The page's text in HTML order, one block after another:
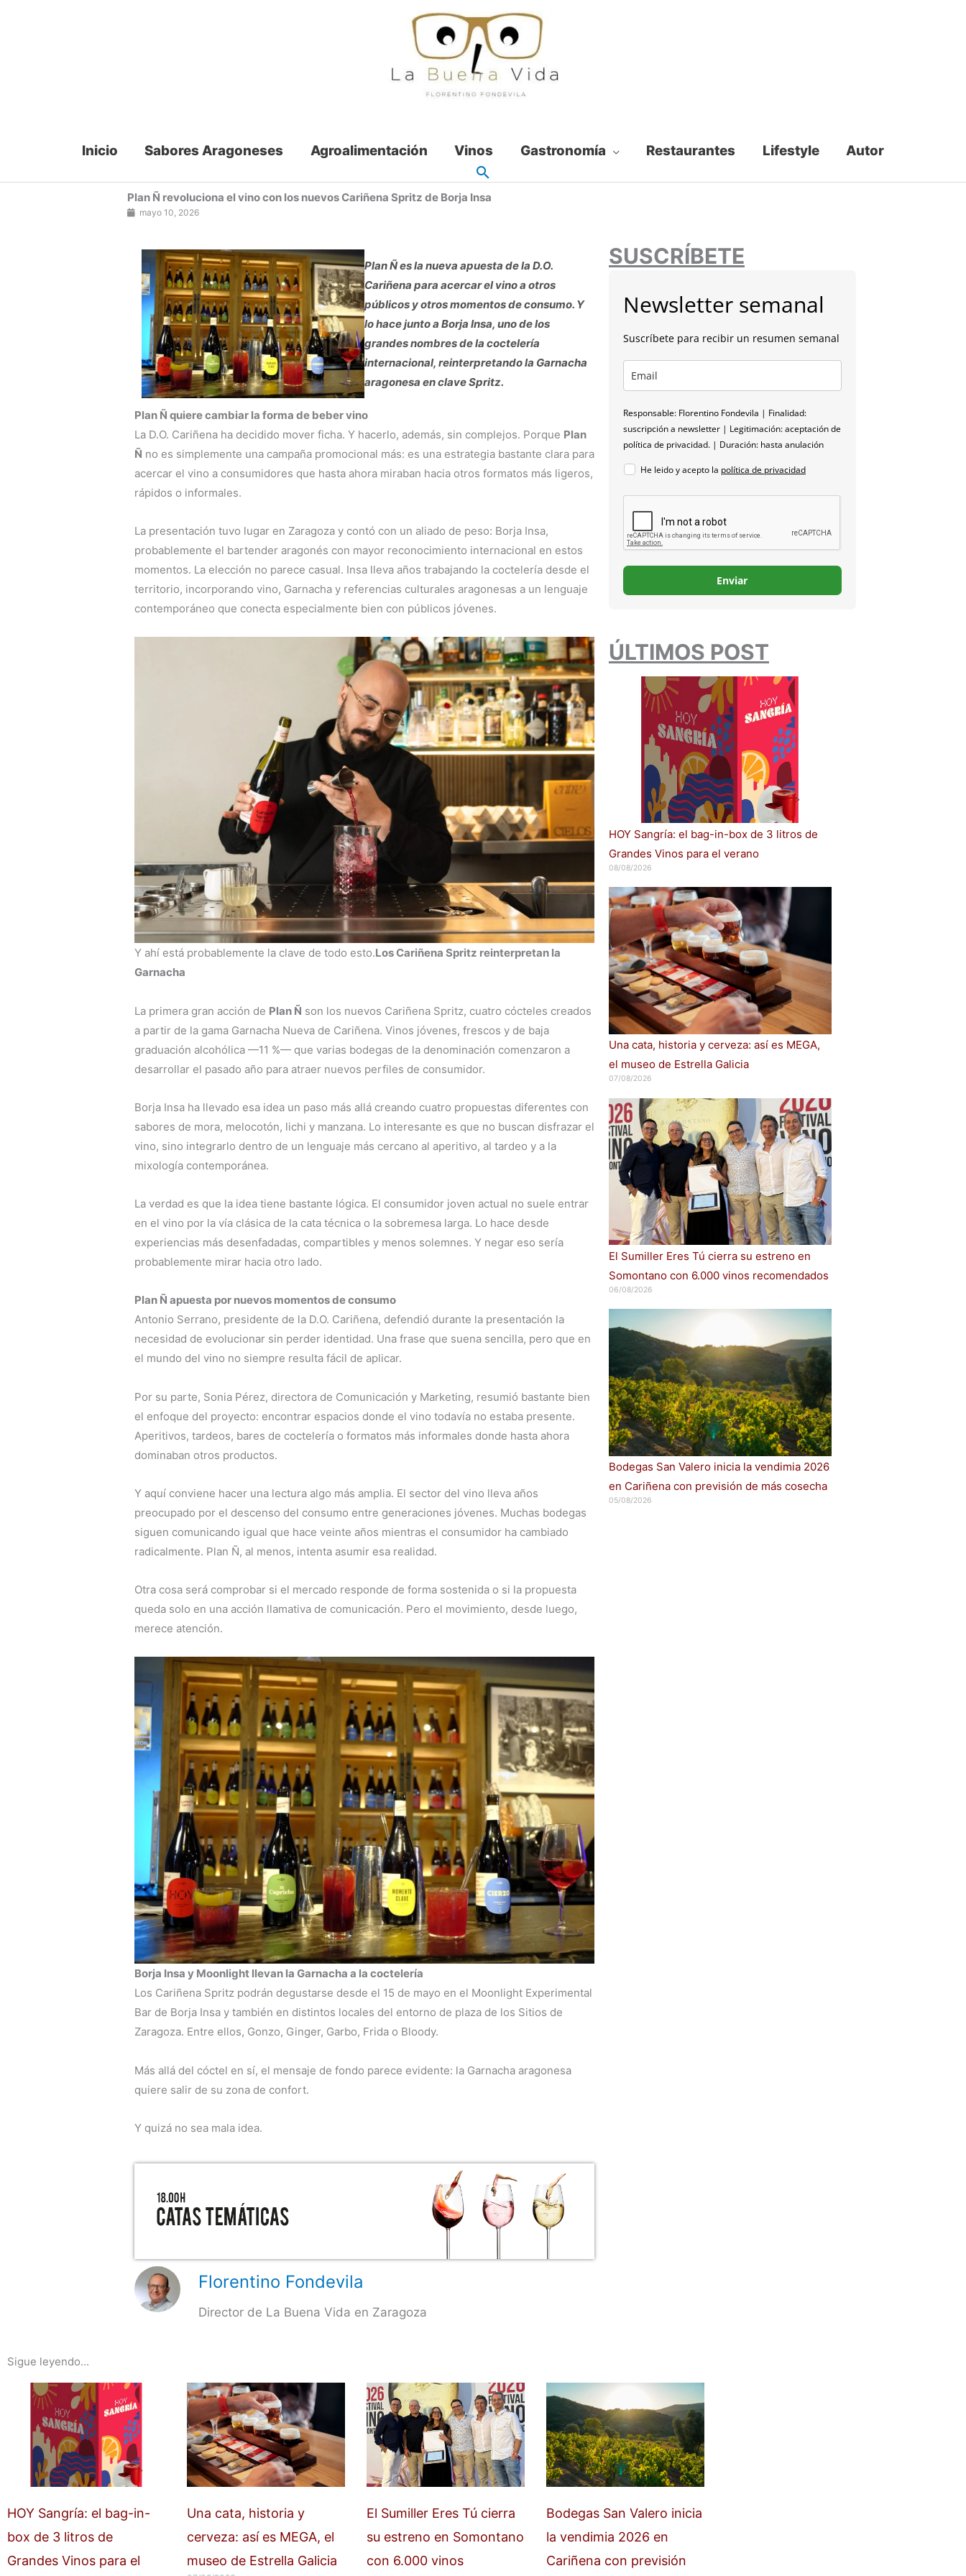
Inicio Sabores Aragoneses Agroalimentación Vinos Gastronomía Restaurantes Lifestyle Autor
Plan Ñ revoluciona el vino con los nuevos Cariñena Spritz de Borja Insa
mayo 10, 2026
Plan Ñ es la nueva apuesta de la D.O.
Cariñena para acercar el vino a otros
públicos y otros momentos de consumo. Y
lo hace junto a Borja Insa, uno de los
grandes nombres de la coctelería
internacional, reinterpretando la Garnacha
aragonesa en clave Spritz.
Plan Ñ quiere cambiar la forma de beber vino
La D.O. Cariñena ha decidido mover ficha. Y hacerlo, además, sin complejos. Porque Plan
Ñ no es simplemente una campaña promocional más: es una estrategia bastante clara para
acercar el vino a consumidores que hasta ahora miraban hacia otros formatos más ligeros,
rápidos o informales.
La presentación tuvo lugar en Zaragoza y contó con un aliado de peso: Borja Insa,
probablemente el bartender aragonés con mayor reconocimiento internacional en estos
momentos. La elección no parece casual. Insa lleva años trabajando la coctelería desde el
territorio, incorporando vino, Garnacha y referencias culturales aragonesas a un lenguaje
contemporáneo que conecta especialmente bien con públicos jóvenes.
Y ahí está probablemente la clave de todo esto.Los Cariñena Spritz reinterpretan la
Garnacha
La primera gran acción de Plan Ñ son los nuevos Cariñena Spritz, cuatro cócteles creados
a partir de la gama Garnacha Nueva de Cariñena. Vinos jóvenes, frescos y de baja
graduación alcohólica —11 %— que varias bodegas de la denominación comenzaron a
desarrollar el pasado año para atraer nuevos perfiles de consumidor.
Borja Insa ha llevado esa idea un paso más allá creando cuatro propuestas diferentes con
sabores de mora, melocotón, lichi y manzana. Lo interesante es que no buscan disfrazar el
vino, sino integrarlo dentro de un lenguaje más cercano al aperitivo, al tardeo y a la
mixología contemporánea.
La verdad es que la idea tiene bastante lógica. El consumidor joven actual no suele entrar
en el vino por la vía clásica de la cata técnica o la sobremesa larga. Lo hace desde
experiencias más desenfadadas, compartibles y menos solemnes. Y negar eso sería
probablemente mirar hacia otro lado.
Plan Ñ apuesta por nuevos momentos de consumo
Antonio Serrano, presidente de la D.O. Cariñena, defendió durante la presentación la
necesidad de evolucionar sin perder identidad. Una frase que suena sencilla, pero que en
el mundo del vino no siempre resulta fácil de aplicar.
Por su parte, Sonia Pérez, directora de Comunicación y Marketing, resumió bastante bien
el enfoque del proyecto: encontrar espacios donde el vino todavía no estaba presente.
Aperitivos, tardeos, bares de coctelería o formatos más informales donde hasta ahora
dominaban otros productos.
Y aquí conviene hacer una lectura algo más amplia. El sector del vino lleva años
preocupado por el descenso del consumo entre generaciones jóvenes. Muchas bodegas
siguen comunicando igual que hace veinte años mientras el consumidor ha cambiado
radicalmente. Plan Ñ, al menos, intenta asumir esa realidad.
Otra cosa será comprobar si el mercado responde de forma sostenida o si la propuesta
queda solo en una acción llamativa de comunicación. Pero el movimiento, desde luego,
merece atención.
Borja Insa y Moonlight llevan la Garnacha a la coctelería
Los Cariñena Spritz podrán degustarse desde el 15 de mayo en el Moonlight Experimental
Bar de Borja Insa y también en distintos locales del entorno de plaza de los Sitios de
Zaragoza. Entre ellos, Gonzo, Ginger, Garbo, Frida o Bloody.
Más allá del cóctel en sí, el mensaje de fondo parece evidente: la Garnacha aragonesa
quiere salir de su zona de confort.
Y quizá no sea mala idea.
Florentino Fondevila
Director de La Buena Vida en Zaragoza
SUSCRÍBETE
Newsletter semanal
Suscríbete para recibir un resumen semanal
Responsable: Florentino Fondevila | Finalidad:
suscripción a newsletter | Legitimación: aceptación de
política de privacidad. | Duración: hasta anulación
He leido y acepto la política de privacidad
Enviar
ÚLTIMOS POST
HOY Sangría: el bag-in-box de 3 litros de
Grandes Vinos para el verano
08/08/2026
Una cata, historia y cerveza: así es MEGA,
el museo de Estrella Galicia
07/08/2026
El Sumiller Eres Tú cierra su estreno en
Somontano con 6.000 vinos recomendados
06/08/2026
Bodegas San Valero inicia la vendimia 2026
en Cariñena con previsión de más cosecha
05/08/2026
Sigue leyendo...
HOY Sangría: el bag-in-
box de 3 litros de
Grandes Vinos para el
Una cata, historia y
cerveza: así es MEGA, el
museo de Estrella Galicia
El Sumiller Eres Tú cierra
su estreno en Somontano
con 6.000 vinos
Bodegas San Valero inicia
la vendimia 2026 en
Cariñena con previsión